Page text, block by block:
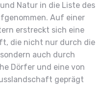
Natur in die Liste des
Auf einer
erstreckt sich eine
die nicht nur durch die
auch durch
Dörfer und eine von
geprägt